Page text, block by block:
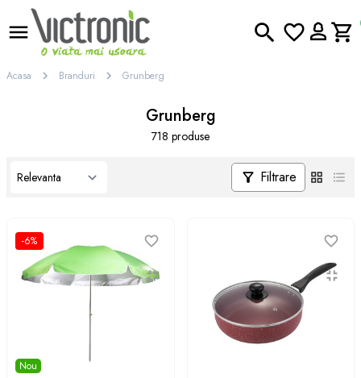
Acasa Branduri Grunberg
Grunberg
718 produse
Filtrare
-6%
Nou